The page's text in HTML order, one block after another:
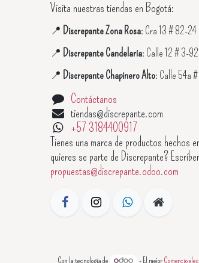
Visita nuestras tiendas en Bogotá:
📍 Discrepante Zona Rosa: Cra 13 # 82-24
📍 Discrepante Candelaria: Calle 12 # 3-92
📍 Discrepante Chapinero Alto: Calle 54a
Contáctanos
tiendas@discrepante.com
+57 3184400917
Tienes una marca de productos hechos
quieres se parte de Discrepante?
propuestas@discrepante.odoo.com
Con la tecnología de - El mejorComercio